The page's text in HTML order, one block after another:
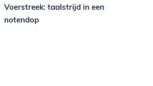
Voerstreek: taalstrijd in een
notendop